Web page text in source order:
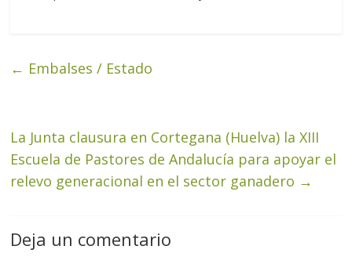
← Embalses / Estado
La Junta clausura en Cortegana (Huelva) la XIII
Escuela de Pastores de Andalucía para apoyar el
relevo generacional en el sector ganadero →
Deja un comentario